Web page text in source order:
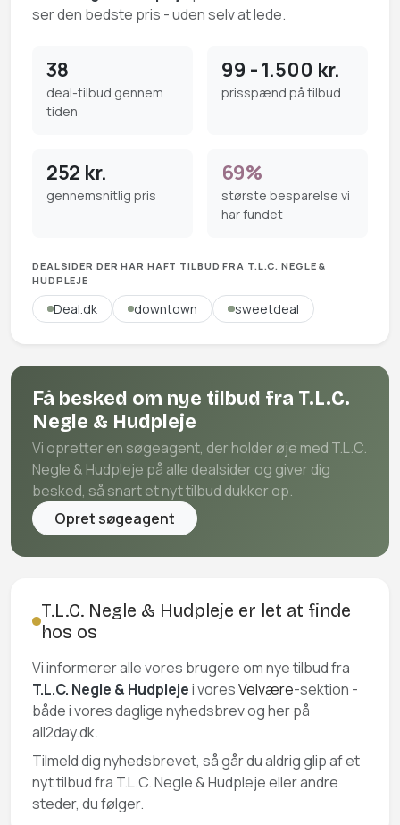
ser den bedste pris - uden selv at lede.
38
deal-tilbud gennem
tiden
99 - 1.500 kr.
prisspænd på tilbud
252 kr.
gennemsnitlig pris
69%
største besparelse vi
har fundet
DEALSIDER DER HAR HAFT TILBUD FRA T.L.C. NEGLE &
HUDPLEJE
Deal.dk downtown sweetdeal
Få besked om nye tilbud fra T.L.C.
Negle & Hudpleje
Vi opretter en søgeagent, der holder øje med T.L.C.
Negle & Hudpleje på alle dealsider og giver dig
besked, så snart et nyt tilbud dukker op.
Opret søgeagent
T.L.C. Negle & Hudpleje er let at finde
hos os
Vi informerer alle vores brugere om nye tilbud fra
T.L.C. Negle & Hudplejei voresVelvære-sektion -
både i vores daglige nyhedsbrev og her på
all2day.dk.
Tilmeld dig nyhedsbrevet, så går du aldrig glip af et
nyt tilbud fra T.L.C. Negle & Hudpleje eller andre
steder, du følger.